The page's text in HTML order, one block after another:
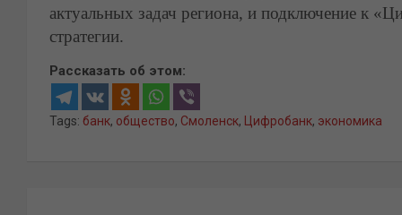
актуальных задач региона, и подключение к
стратегии.
Рассказать об этом:
Tags: банк, общество, Смоленск, Цифробанк, экономика